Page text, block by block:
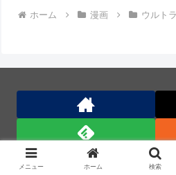
い、えっと、上司のパワハラ
日米のレアアース脱中国依存
り…台湾メディア！
ホーム 漫画 ウルト
メニュー ホーム 検索